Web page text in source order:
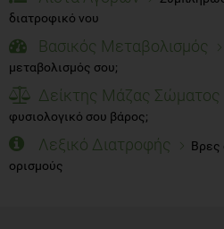
διατροφικό νου
Βασικός Μεταβολισμός
μεταβολισμός σου;
Δείκτης Μάζας Σώματος
φυσιολογικό σου βάρος;
Λεξικό Διατροφής
Βρες
ορισμούς